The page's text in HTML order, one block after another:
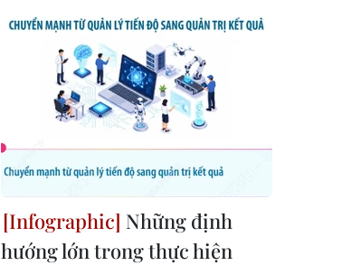
Những định
hướng lớn trong thực hiện